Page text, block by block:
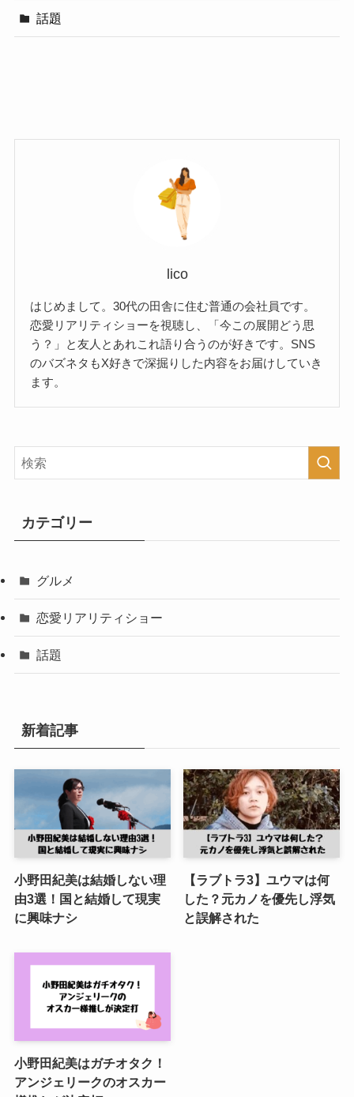
話題
lico
はじめまして。30代の田舎に住む普通の会社員です。
恋愛リアリティショーを視聴し、「今この展開どう思
う？」と友人とあれこれ語り合うのが好きです。SNS
のバズネタもX好きで深掘りした内容をお届けしていき
ます。
カテゴリー
グルメ
恋愛リアリティショー
話題
新着記事
小野田紀美は結婚しない理
由3選！国と結婚して現実
に興味ナシ
【ラブトラ3】ユウマは何
した？元カノを優先し浮気
と誤解された
小野田紀美はガチオタク！
アンジェリークのオスカー